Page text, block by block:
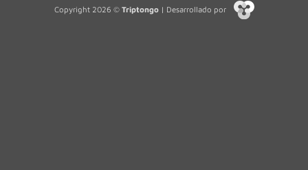
Copyright 2026 © Triptongo| Desarrollado por